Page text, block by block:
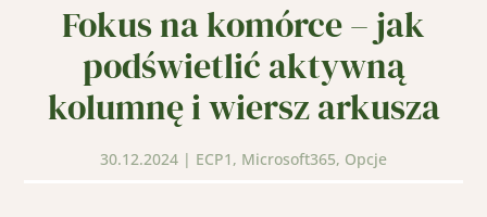
Fokus na komórce – jak
podświetlić aktywną
kolumnę i wiersz arkusza
30.12.2024 | ECP1 , Microsoft365, Opcje